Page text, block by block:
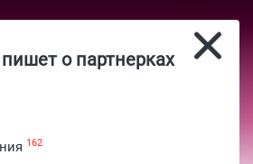
пишет о партнерках
162